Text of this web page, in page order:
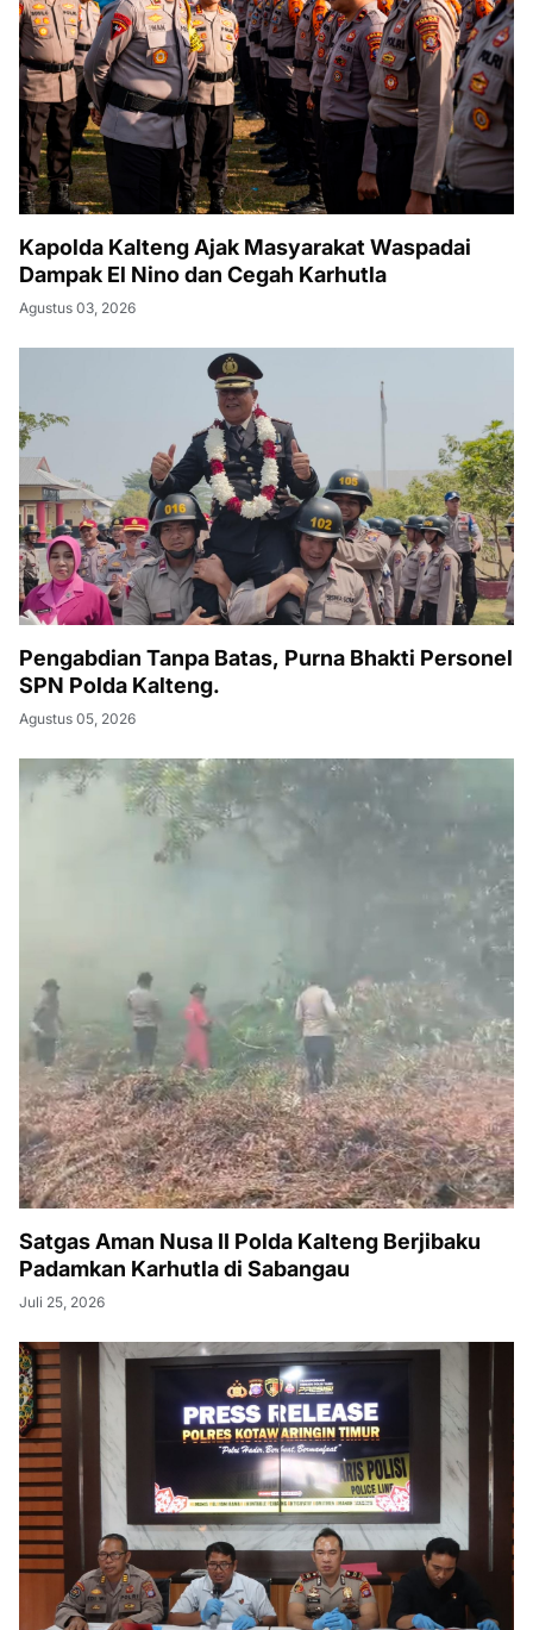
Kapolda Kalteng Ajak Masyarakat Waspadai
Dampak El Nino dan Cegah Karhutla
Agustus 03, 2026
Pengabdian Tanpa Batas, Purna Bhakti Personel
SPN Polda Kalteng.
Agustus 05, 2026
Satgas Aman Nusa II Polda Kalteng Berjibaku
Padamkan Karhutla di Sabangau
Juli 25, 2026